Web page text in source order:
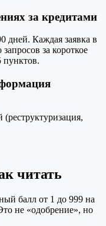
за кредитами
дней. Каждая заявка в
за короткое
пунктов.
читать
балл от 1 до 999 на
не «одобрение», но